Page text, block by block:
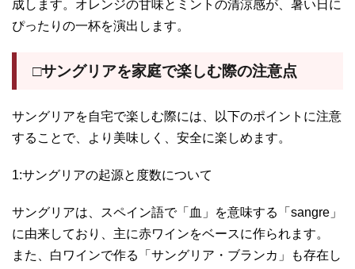
成します。オレンジの甘味とミントの清涼感が、暑い日に
ぴったりの一杯を演出します。
□サングリアを家庭で楽しむ際の注意点
サングリアを自宅で楽しむ際には、以下のポイントに注意
することで、より美味しく、安全に楽しめます。
1:サングリアの起源と度数について
サングリアは、スペイン語で「血」を意味する「sangre」
に由来しており、主に赤ワインをベースに作られます。
また、白ワインで作る「サングリア・ブランカ」も存在し